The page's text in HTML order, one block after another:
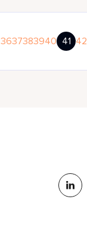
3637383940 41 42